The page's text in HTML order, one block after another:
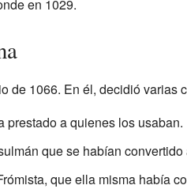
en 1029.
de 1066. En él, decidió varias
a quienes los usaban.
que se habían
que ella misma había